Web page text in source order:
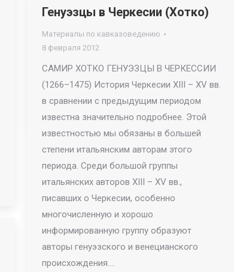
Генуэзцы в Черкесии (Хотко)
Материалы по кавказоведению
8 февраля 2012
САМИР ХОТКО ГЕНУЭЗЦЫ В ЧЕРКЕССИИ
(1266–1475) История Черкесии XIII – XV вв.
в сравнении с предыдущим периодом
известна значительно подробнее. Этой
известностью мы обязаны в большей
степени итальянским авторам этого
периода. Среди большой группы
итальянских авторов ХIII – XV вв.,
писавших о Черкесии, особенно
многочисленную и хорошо
информированную группу образуют
авторы генуэзского и венецианского
происхождения.…